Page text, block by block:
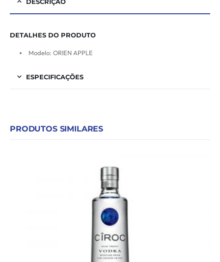
DETALHES DO PRODUTO
Modelo: ORIEN APPLE
ESPECIFICAÇÕES
PRODUTOS SIMILARES